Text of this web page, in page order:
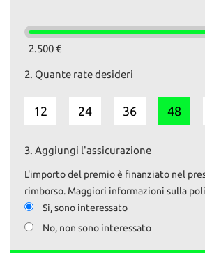
Su www.autoemotoribs.it è disponibile la
- VENDITA AUTO USATE SELEZIONATE E
- PERMUTE a 360°
- RITIRO usato pagamento IMMEDIATO
- FINANZIAMENTI personalizzati
- PASSAGGI di proprietà istantanei
- ESPOSIZIONE veicoli VINTAGE.
La garanzia è fornita ai sensi della
2.500 €
2. Quante rate desideri
12 24 36 48
3. Aggiungi l'assicurazione
L'importo del premio è finanziato nel
rimborso. Maggiori informazioni sulla
Si, sono interessato
No, non sono interessato